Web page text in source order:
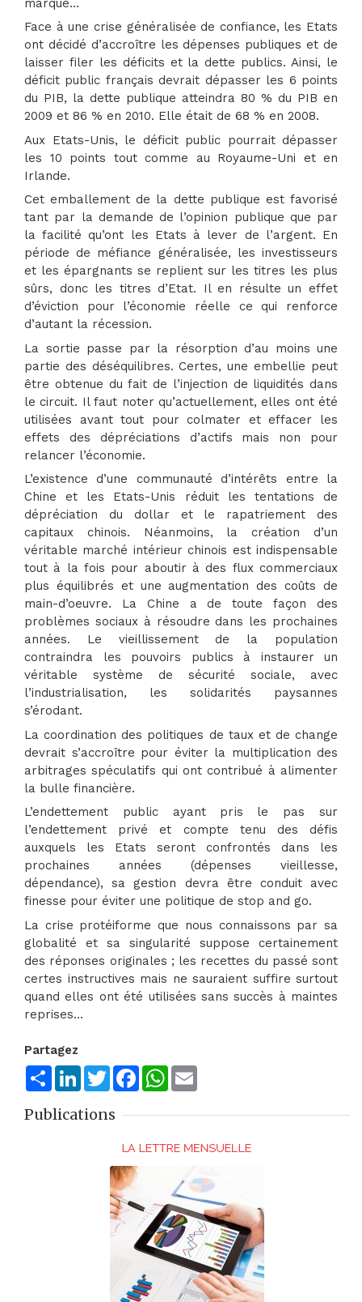
marque…
Face à une crise généralisée de confiance, les Etats
ont décidé d’accroître les dépenses publiques et de
laisser filer les déficits et la dette publics. Ainsi, le
déficit public français devrait dépasser les 6 points
du PIB, la dette publique atteindra 80 % du PIB en
2009 et 86 % en 2010. Elle était de 68 % en 2008.
Aux Etats-Unis, le déficit public pourrait dépasser
les 10 points tout comme au Royaume-Uni et en
Irlande.
Cet emballement de la dette publique est favorisé
tant par la demande de l’opinion publique que par
la facilité qu’ont les Etats à lever de l’argent. En
période de méfiance généralisée, les investisseurs
et les épargnants se replient sur les titres les plus
sûrs, donc les titres d’Etat. Il en résulte un effet
d’éviction pour l’économie réelle ce qui renforce
d’autant la récession.
La sortie passe par la résorption d’au moins une
partie des déséquilibres. Certes, une embellie peut
être obtenue du fait de l’injection de liquidités dans
le circuit. Il faut noter qu’actuellement, elles ont été
utilisées avant tout pour colmater et effacer les
effets des dépréciations d’actifs mais non pour
relancer l’économie.
L’existence d’une communauté d’intérêts entre la
Chine et les Etats-Unis réduit les tentations de
dépréciation du dollar et le rapatriement des
capitaux chinois. Néanmoins, la création d’un
véritable marché intérieur chinois est indispensable
tout à la fois pour aboutir à des flux commerciaux
plus équilibrés et une augmentation des coûts de
main-d’oeuvre. La Chine a de toute façon des
problèmes sociaux à résoudre dans les prochaines
années. Le vieillissement de la population
contraindra les pouvoirs publics à instaurer un
véritable système de sécurité sociale, avec
l’industrialisation, les solidarités paysannes
s’érodant.
La coordination des politiques de taux et de change
devrait s’accroître pour éviter la multiplication des
arbitrages spéculatifs qui ont contribué à alimenter
la bulle financière.
L’endettement public ayant pris le pas sur
l’endettement privé et compte tenu des défis
auxquels les Etats seront confrontés dans les
prochaines années (dépenses vieillesse,
dépendance), sa gestion devra être conduit avec
finesse pour éviter une politique de stop and go.
La crise protéiforme que nous connaissons par sa
globalité et sa singularité suppose certainement
des réponses originales ; les recettes du passé sont
certes instructives mais ne sauraient suffire surtout
quand elles ont été utilisées sans succès à maintes
reprises…
Partagez
ShareLinkedInTwitterFacebookWhatsApp
Publications